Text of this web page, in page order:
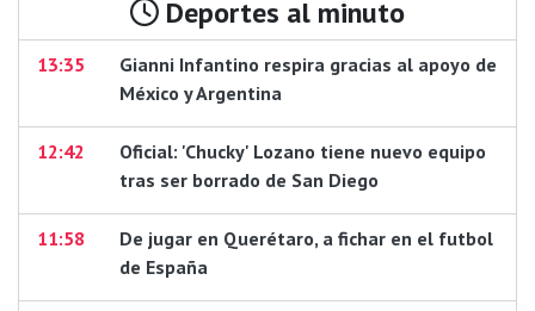
Deportes al minuto
13:35
Gianni Infantino respira gracias al apoyo de
México y Argentina
12:42
Oficial: 'Chucky' Lozano tiene nuevo equipo
tras ser borrado de San Diego
11:58
De jugar en Querétaro, a fichar en el futbol
de España